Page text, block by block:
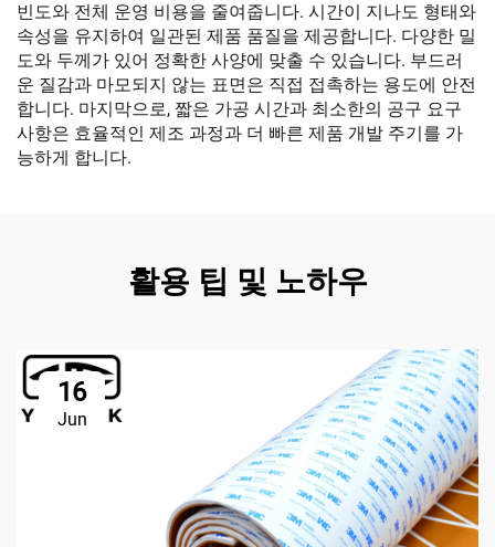
빈도와 전체 운영 비용을 줄여줍니다. 시간이 지나도 형태와
속성을 유지하여 일관된 제품 품질을 제공합니다. 다양한 밀
도와 두께가 있어 정확한 사양에 맞출 수 있습니다. 부드러
운 질감과 마모되지 않는 표면은 직접 접촉하는 용도에 안전
합니다. 마지막으로, 짧은 가공 시간과 최소한의 공구 요구
사항은 효율적인 제조 과정과 더 빠른 제품 개발 주기를 가
능하게 합니다.
활용 팁 및 노하우
16
Jun